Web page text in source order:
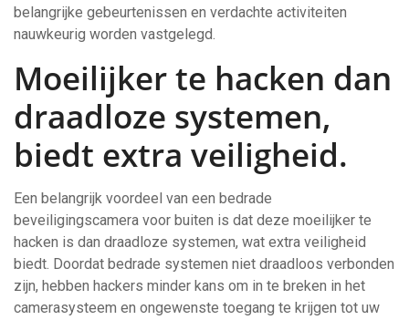
belangrijke gebeurtenissen en verdachte activiteiten
nauwkeurig worden vastgelegd.
Moeilijker te hacken dan
draadloze systemen,
biedt extra veiligheid.
Een belangrijk voordeel van een bedrade
beveiligingscamera voor buiten is dat deze moeilijker te
hacken is dan draadloze systemen, wat extra veiligheid
biedt. Doordat bedrade systemen niet draadloos verbonden
zijn, hebben hackers minder kans om in te breken in het
camerasysteem en ongewenste toegang te krijgen tot uw